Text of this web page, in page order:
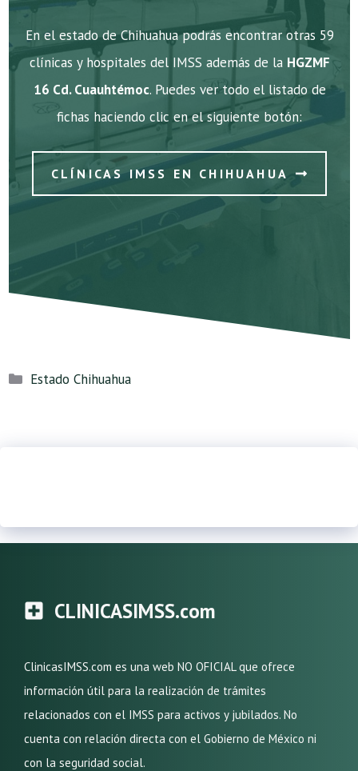
En el estado de Chihuahua podrás encontrar otras 59
clínicas y hospitales del IMSS además de la HGZMF
16 Cd. Cuauhtémoc. Puedes ver todo el listado de
fichas haciendo clic en el siguiente botón:
CLÍNICAS IMSS EN CHIHUAHUA
Categorías
Estado Chihuahua
CLINICASIMSS.com
ClinicasIMSS.com es una web NO OFICIAL que ofrece
información útil para la realización de trámites
relacionados con el IMSS para activos y jubilados. No
cuenta con relación directa con el Gobierno de México ni
con la seguridad social.